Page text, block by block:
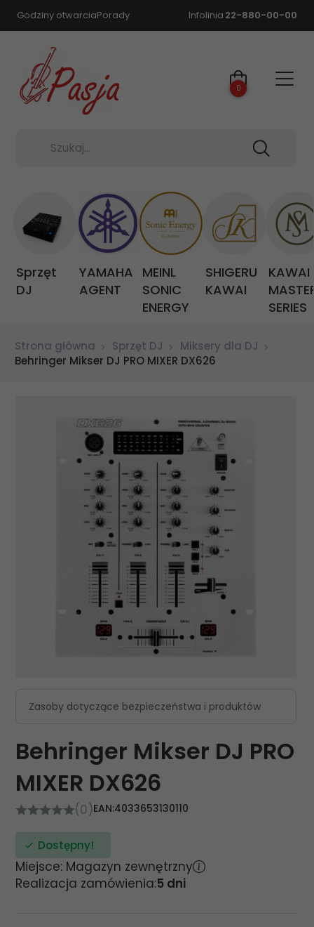
Godziny otwarciaPorady Infolinia 22-880-00-00
Szukaj...
0
Sprzęt
DJ
YAMAHA
AGENT
MEINL
SONIC
ENERGY
SHIGERU
KAWAI
KAWAI
SERIES
Strona główna Sprzęt DJ
Miksery dla DJ
Behringer Mikser DJ PRO MIXER DX626
Zasoby dotyczące bezpieczeństwa i produktów
Behringer Mikser DJ PRO
MIXER DX626
(0)EAN:4033653130110
Dostępny!
Miejsce: Magazyn zewnętrzny
Realizacja zamówienia:5 dni